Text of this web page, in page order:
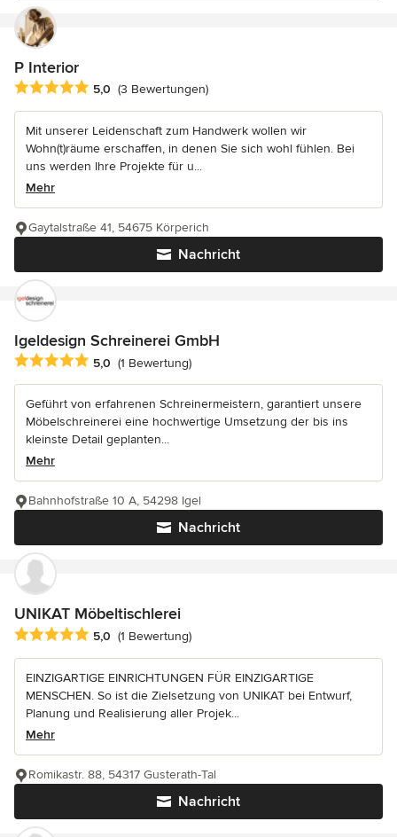
P Interior
Durchschnittliche Bewertung: 5 von 5 Sternen
5,0 (3 Bewertungen)
Mit unserer Leidenschaft zum Handwerk wollen wir
Wohn(t)räume erschaffen, in denen Sie sich wohl fühlen. Bei
uns werden Ihre Projekte für u...
Mehr
Nachricht
Gaytalstraße 41, 54675 Körperich
Igeldesign Schreinerei GmbH
Durchschnittliche Bewertung: 5 von 5 Sternen
5,0 (1 Bewertung)
Geführt von erfahrenen Schreinermeistern, garantiert unsere
Möbelschreinerei eine hochwertige Umsetzung der bis ins
kleinste Detail geplanten...
Mehr
Nachricht
Bahnhofstraße 10 A, 54298 Igel
UNIKAT Möbeltischlerei
Durchschnittliche Bewertung: 5 von 5 Sternen
5,0 (1 Bewertung)
EINZIGARTIGE EINRICHTUNGEN FÜR EINZIGARTIGE
MENSCHEN. So ist die Zielsetzung von UNIKAT bei Entwurf,
Planung und Realisierung aller Projek...
Mehr
Nachricht
Romikastr. 88, 54317 Gusterath-Tal